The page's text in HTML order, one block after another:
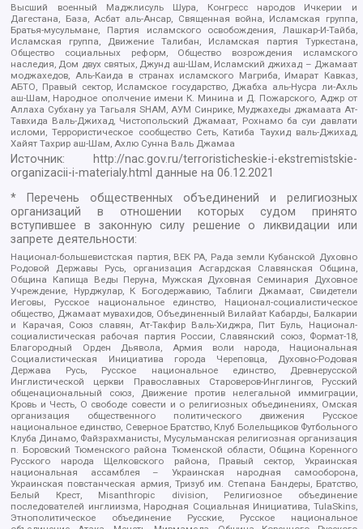
Высший военный Маджлисуль Шура, Конгресс народов Ичкерии и
Дагестана, База, Асбат аль-Ансар, Священная война, Исламская группа,
Братья-мусульмане, Партия исламского освобождения, Лашкар-И-Тайба,
Исламская группа, Движение Талибан, Исламская партия Туркестана,
Общество социальных реформ, Общество возрождения исламского
наследия, Дом двух святых, Джунд аш-Шам, Исламский джихад – Джамаат
моджахедов, Аль-Каида в странах исламского Магриба, Имарат Кавказ,
АБТО, Правый сектор, Исламское государство, Джабха аль-Нусра ли-Ахль
аш-Шам, Народное ополчение имени К. Минина и Д. Пожарского, Аджр от
Аллаха Субхану уа Тагьаля SHAM, АУМ Синрике, Муджахеды джамаата Ат-
Тавхида Валь-Джихад, Чистопольский Джамаат, Рохнамо ба суи давлати
исломи, Террористическое сообщество Сеть, Катиба Таухид валь-Джихад,
Хайят Тахрир аш-Шам, Ахлю Сунна Валь Джамаа
Источник:
http://nac.gov.ru/terroristicheskie-i-ekstremistskie-
organizacii-i-materialy.html данные на06.12.2021
* Перечень общественных объединений и религиозных
организаций в отношении которых судом принято
вступившее в законную силу решение о ликвидации или
запрете деятельности:
Национал-большевистская партия, ВЕК РА, Рада земли Кубанской Духовно
Родовой Державы Русь, организация Асгардская Славянская Община,
Община Капища Веды Перуна, Мужская Духовная Семинария Духовное
Учреждение, Нурджулар, К Богодержавию, Таблиги Джамаат, Свидетели
Иеговы, Русское национальное единство, Национал-социалистическое
общество, Джамаат мувахидов, Объединенный Вилайат Кабарды, Балкарии
и Карачая, Союз славян, Ат-Такфир Валь-Хиджра, Пит Буль, Национал-
социалистическая рабочая партия России, Славянский союз, Формат-18,
Благородный Орден Дьявола, Армия воли народа, Национальная
Социалистическая Инициатива города Череповца, Духовно-Родовая
Держава Русь, Русское национальное единство, Древнерусской
Инглистической церкви Православных Староверов-Инглингов, Русский
общенациональный союз, Движение против нелегальной иммиграции,
Кровь и Честь, О свободе совести и о религиозных объединениях, Омская
организация общественного политического движения Русское
национальное единство, Северное Братство, Клуб Болельщиков Футбольного
Клуба Динамо, Файзрахманисты, Мусульманская религиозная организация
п. Боровский Тюменского района Тюменской области, Община Коренного
Русского народа Щелковского района, Правый сектор, Украинская
национальная ассамблея – Украинская народная самооборона,
Украинская повстанческая армия, Тризуб им. Степана Бандеры, Братство,
Белый Крест, Misanthropic division, Религиозное объединение
последователей инглиизма, Народная Социальная Инициатива, TulaSkins,
Этнополитическое объединение Русские, Русское национальное